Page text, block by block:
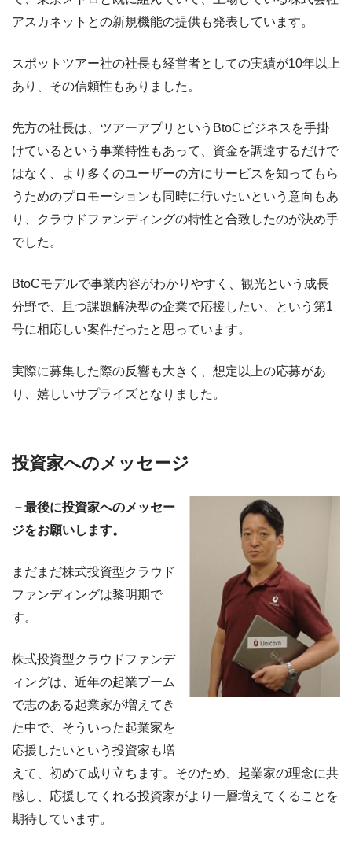
アスカネットとの新規機能の提供も発表しています。
スポットツアー社の社長も経営者としての実績が10年以上
あり、その信頼性もありました。
先方の社長は、ツアーアプリというBtoCビジネスを手掛
けているという事業特性もあって、資金を調達するだけで
はなく、より多くのユーザーの方にサービスを知ってもら
うためのプロモーションも同時に行いたいという意向もあ
り、クラウドファンディングの特性と合致したのが決め手
でした。
BtoCモデルで事業内容がわかりやすく、観光という成長
分野で、且つ課題解決型の企業で応援したい、という第1
号に相応しい案件だったと思っています。
実際に募集した際の反響も大きく、想定以上の応募があ
り、嬉しいサプライズとなりました。
投資家へのメッセージ
－最後に投資家へのメッセー
ジをお願いします。
まだまだ株式投資型クラウド
ファンディングは黎明期で
す。
株式投資型クラウドファンデ
ィングは、近年の起業ブーム
で志のある起業家が増えてき
た中で、そういった起業家を
応援したいという投資家も増
えて、初めて成り立ちます。そのため、起業家の理念に共
感し、応援してくれる投資家がより一層増えてくることを
期待しています。